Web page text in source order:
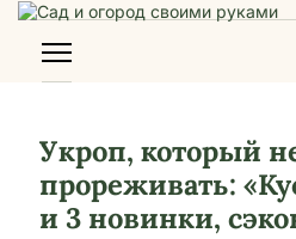
Укроп, который
прореживать:
и 3 новинки,